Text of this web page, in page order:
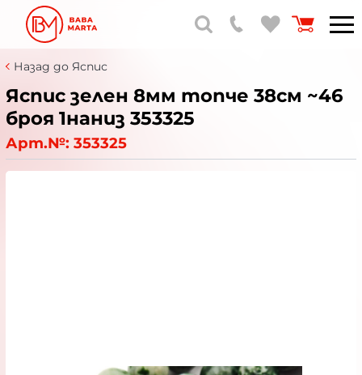
Назад до Яспис
Яспис зелен 8мм топче 38см ~46
броя 1наниз 353325
Арт.№: 353325